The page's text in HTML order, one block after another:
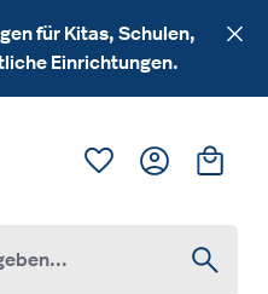
für Kitas, Schulen,
Einrichtungen.
Du hast 0